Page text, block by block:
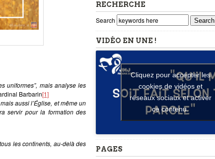
uniformes”, mais analyse les
Barbarin[1]
aussi l’Église, et même un
servir pour la formation des
les continents, au-delà des
RECHERCHE
Search Search
VIDÉO EN UNE !
Cliquez pour accepter les
cookies de vidéos et
réseaux sociaux et activer
ce contenu.
PAGES